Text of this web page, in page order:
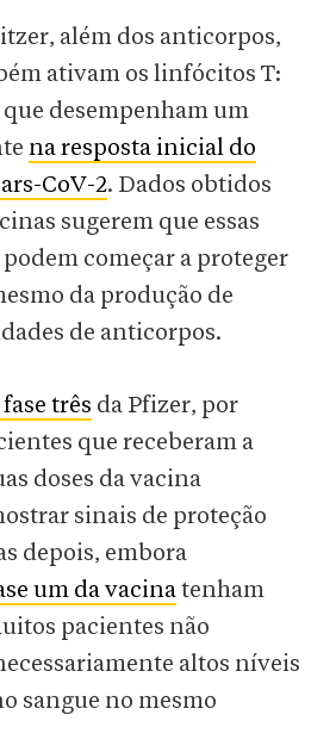
além dos anticorpos,
ativam os linfócitos T:
desempenham um
na resposta inicial do
CoV-2. Dados obtidos
sugerem que essas
começar a proteger
da produção de
de anticorpos.
fase três da Pfizer, por
que receberam a
doses da vacina
sinais de proteção
depois, embora
um da vacinatenham
pacientes não
altos níveis
sangue no mesmo